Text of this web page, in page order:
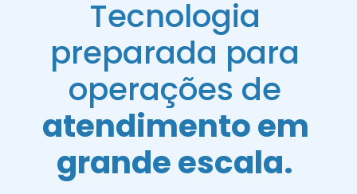
Tecnologia
preparada para
atendimento em
grande escala.